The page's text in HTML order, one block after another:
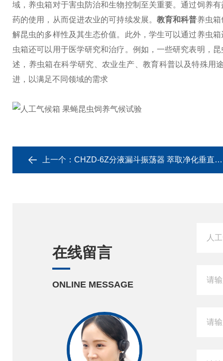
域，养虫箱对于害虫防治和生物控制至关重要。通过饲养
药的使用，从而促进农业的可持续发展。 教育和科普养虫
解昆虫的多样性及其生态价值。此外，学生可以通过养虫
虫箱还可以用于医学研究和治疗。例如，一些研究表明，
述，养虫箱在科学研究、农业生产、教育科普以及特殊用
进，以满足不同领域的需求
上一个： CHZD-6Z分液漏斗振荡器 萃取净化垂直振荡
在线留言
ONLINE MESSAGE